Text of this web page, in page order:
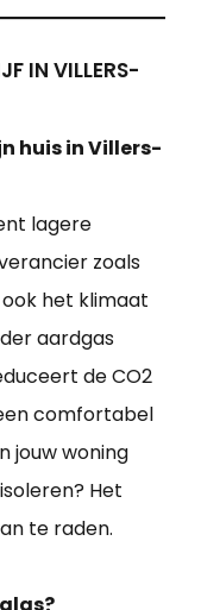
IN VILLERS-
huis in Villers-
lagere
zoals
het klimaat
aardgas
de CO2
comfortabel
jouw woning
Het
te raden.